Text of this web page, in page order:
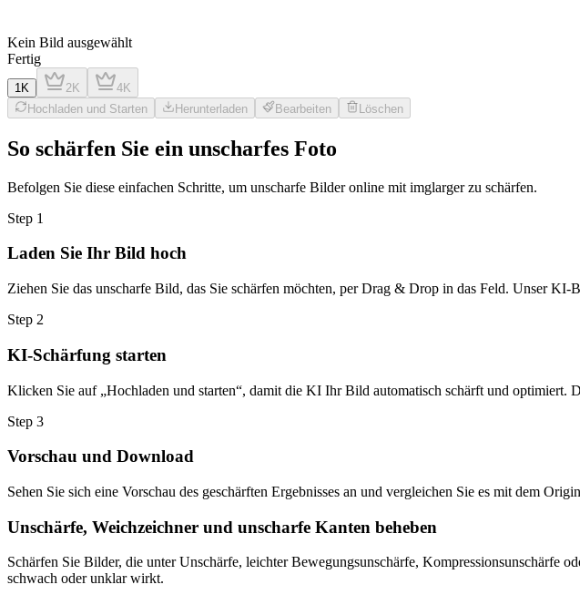
Kein Bild ausgewählt
Fertig
1K 2K
4K
Hochladen und Starten
Herunterladen Bearbeiten Löschen
So schärfen Sie ein unscharfes Foto
Befolgen Sie diese einfachen Schritte, um unscharfe Bilder online mit imglarger zu schärfen.
Step 1
Laden Sie Ihr Bild hoch
Ziehen Sie das unscharfe Bild, das Sie schärfen möchten, per Drag & Drop in das Feld. Unser
Step 2
KI-Schärfung starten
Klicken Sie auf „Hochladen und starten“, damit die KI Ihr Bild automatisch schärft und
Step 3
Vorschau und Download
Sehen Sie sich eine Vorschau des geschärften Ergebnisses an und vergleichen Sie es mit dem
Unschärfe, Weichzeichner und unscharfe Kanten beheben
Schärfen Sie Bilder, die unter Unschärfe, leichter Bewegungsunschärfe, Kompressionsunschärfe
schwach oder unklar wirkt.